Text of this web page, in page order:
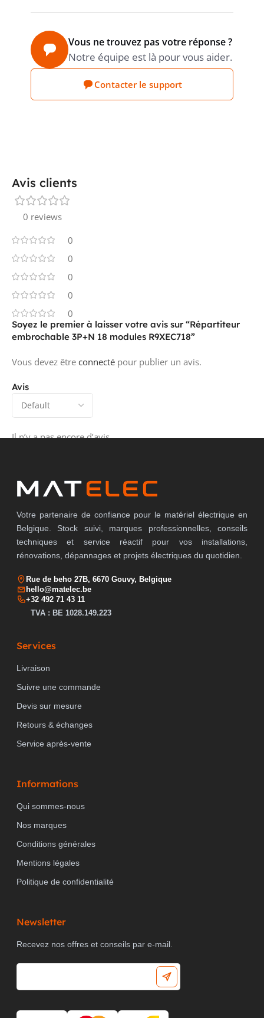
Vous ne trouvez pas votre réponse ?
Notre équipe est là pour vous aider.
Contacter le support
Avis clients
0 reviews
0
0
0
0
0
Avis
Il n’y a pas encore d’avis.
Soyez le premier à laisser votre avis sur “Répartiteur
embrochable 3P+N 18 modules R9XEC718”
Vous devez être connecté pour publier un avis.
Votre partenaire de confiance pour le matériel électrique en
Belgique. Stock suivi, marques professionnelles, conseils
techniques et service réactif pour vos installations,
rénovations, dépannages et projets électriques du quotidien.
Rue de beho 27B, 6670 Gouvy, Belgique
hello@matelec.be
+32 492 71 43 11
TVA : BE 1028.149.223
Services
Livraison
Suivre une commande
Devis sur mesure
Retours & échanges
Service après-vente
Informations
Qui sommes-nous
Nos marques
Conditions générales
Mentions légales
Politique de confidentialité
Newsletter
Recevez nos offres et conseils par e-mail.